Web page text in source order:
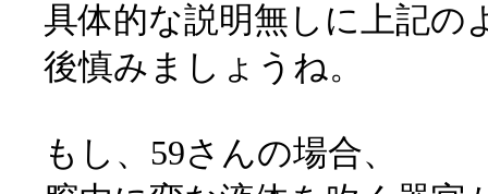
具体的な説明無しに上記の
後慎みましょうね。
もし、59さんの場合、